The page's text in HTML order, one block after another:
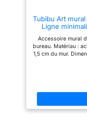
Tubibu Art
Ligne
chambre
Accessoire mural
bureau. Matériau :
1,5 cm du mur.
x 11 pouces) Moyen
(46,45 x 21,6